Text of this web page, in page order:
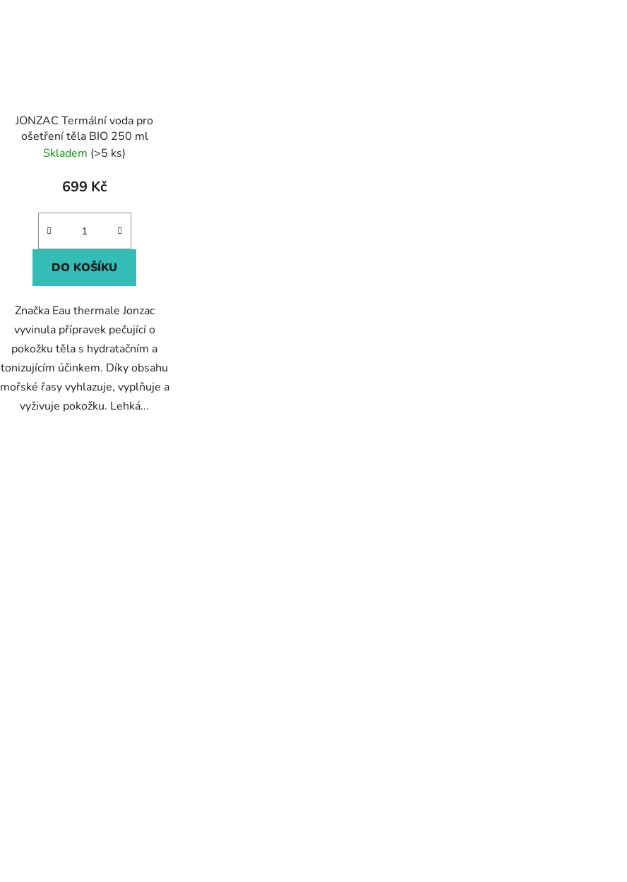
JONZAC Termální voda pro
ošetření těla BIO 250 ml
Skladem (>5 ks)
699 Kč
DO KOŠÍKU
Značka Eau thermale Jonzac
vyvinula přípravek pečující o
pokožku těla s hydratačním a
tonizujícím účinkem. Díky obsahu
mořské řasy vyhlazuje, vyplňuje a
vyživuje pokožku. Lehká...